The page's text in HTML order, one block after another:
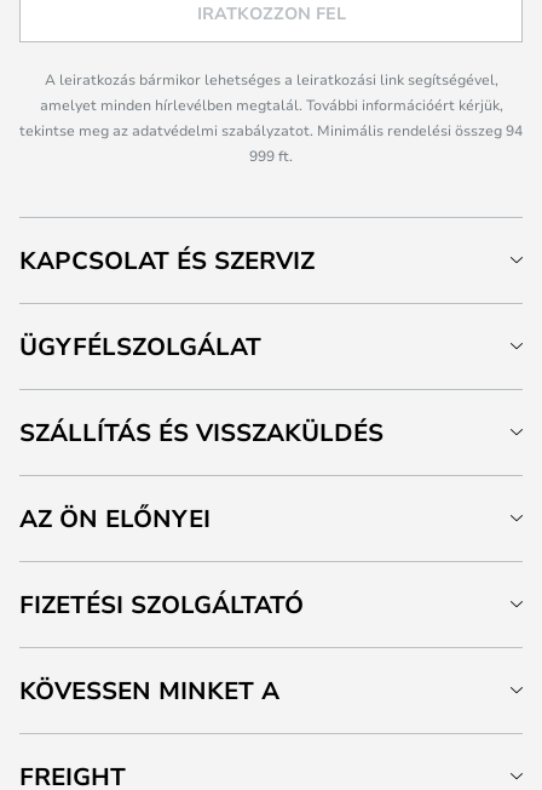
IRATKOZZON FEL
A leiratkozás bármikor lehetséges a leiratkozási link segítségével,
amelyet minden hírlevélben megtalál. További információért kérjük,
tekintse meg az adatvédelmi szabályzatot. Minimális rendelési összeg 94
999 ft.
KAPCSOLAT ÉS SZERVIZ
ÜGYFÉLSZOLGÁLAT
SZÁLLÍTÁS ÉS VISSZAKÜLDÉS
AZ ÖN ELŐNYEI
FIZETÉSI SZOLGÁLTATÓ
KÖVESSEN MINKET A
FREIGHT